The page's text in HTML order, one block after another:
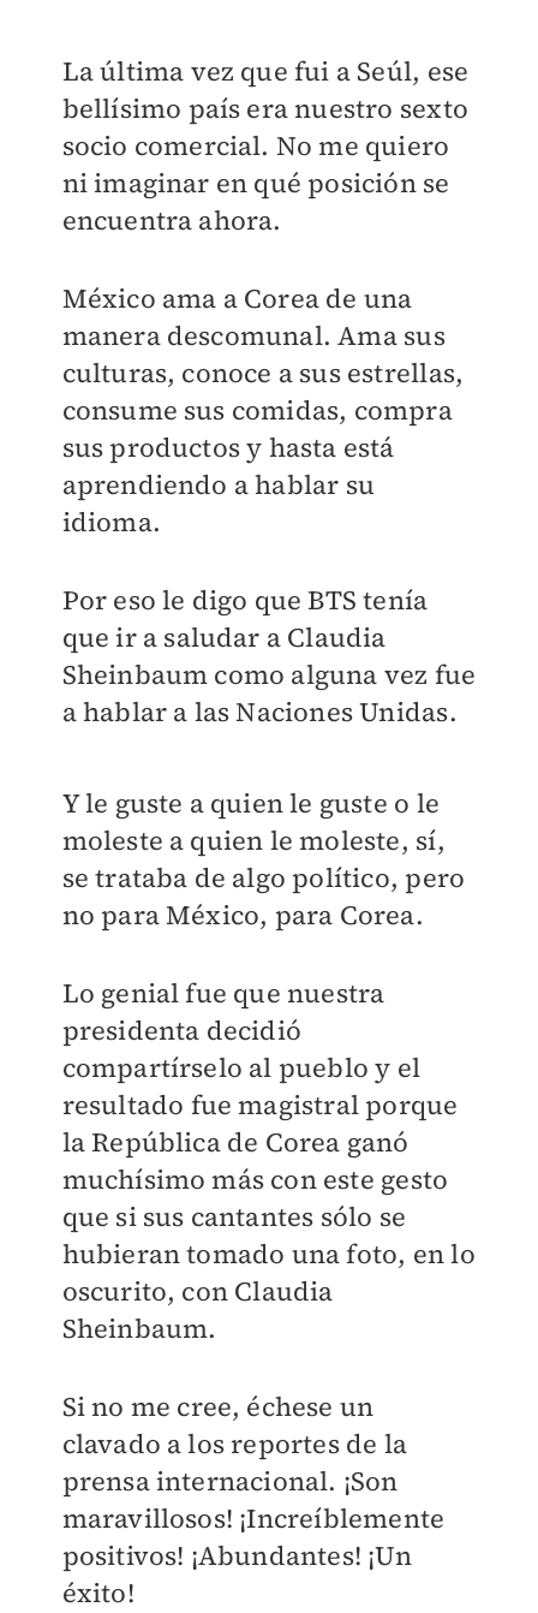
La última vez que fui a Seúl, ese
bellísimo país era nuestro sexto
socio comercial. No me quiero
ni imaginar en qué posición se
encuentra ahora.
México ama a Corea de una
manera descomunal. Ama sus
culturas, conoce a sus estrellas,
consume sus comidas, compra
sus productos y hasta está
aprendiendo a hablar su
idioma.
Por eso le digo que BTS tenía
que ir a saludar a Claudia
Sheinbaum como alguna vez fue
a hablar a las Naciones Unidas.
Y le guste a quien le guste o le
moleste a quien le moleste, sí,
se trataba de algo político, pero
no para México, para Corea.
Lo genial fue que nuestra
presidenta decidió
compartírselo al pueblo y el
resultado fue magistral porque
la República de Corea ganó
muchísimo más con este gesto
que si sus cantantes sólo se
hubieran tomado una foto, en lo
oscurito, con Claudia
Sheinbaum.
Si no me cree, échese un
clavado a los reportes de la
prensa internacional. ¡Son
maravillosos! ¡Increíblemente
positivos! ¡Abundantes! ¡Un
éxito!